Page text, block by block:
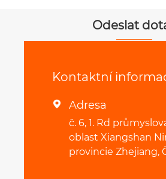
Odeslat
Kontaktní
 Adresa
č. 6, 1. Rd
oblast Xiangshan
provincie Zhejiang,